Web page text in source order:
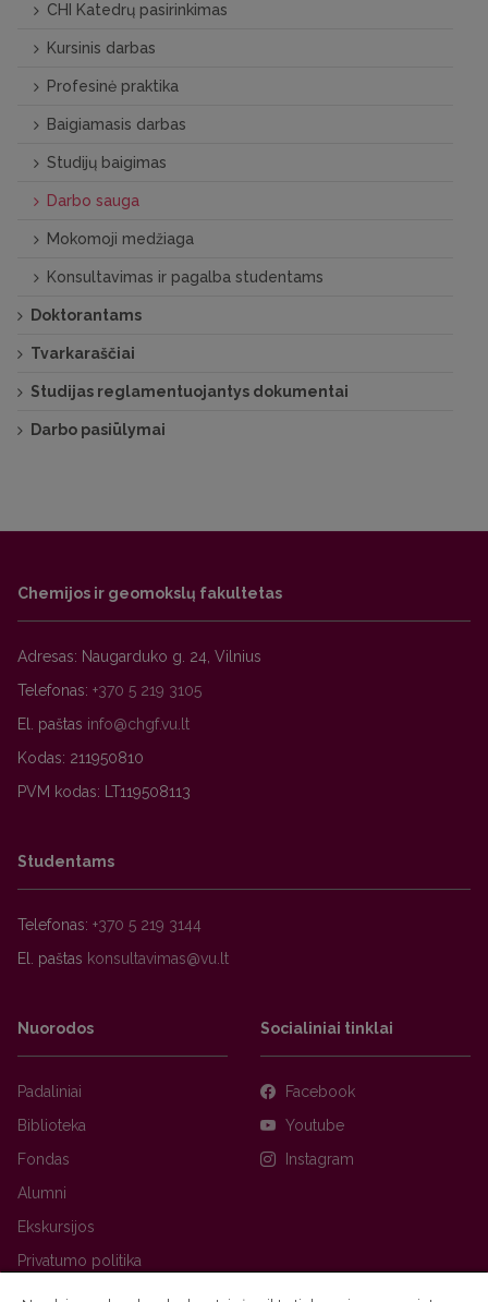
CHI Katedrų pasirinkimas
Kursinis darbas
Profesinė praktika
Baigiamasis darbas
Studijų baigimas
Darbo sauga
Mokomoji medžiaga
Konsultavimas ir pagalba studentams
Doktorantams
Tvarkaraščiai
Studijas reglamentuojantys dokumentai
Darbo pasiūlymai
Chemijos ir geomokslų fakultetas
Adresas: Naugarduko g. 24, Vilnius
Telefonas: +370 5 219 3105
El. paštas
Kodas: 211950810
PVM kodas: LT119508113
Studentams
Telefonas: +370 5 219 3144
El. paštas
Nuorodos
Padaliniai
Biblioteka
Fondas
Alumni
Ekskursijos
Privatumo politika
Socialiniai tinklai
Facebook
Youtube
Instagram